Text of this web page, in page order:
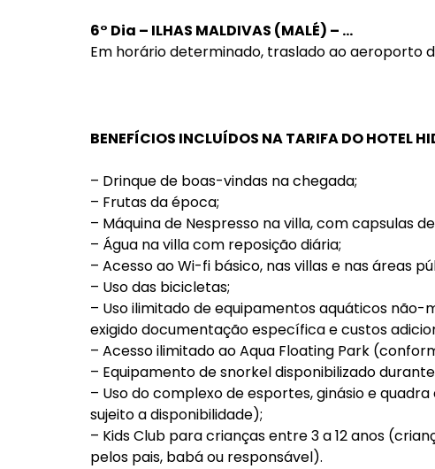
6° Dia – ILHAS MALDIVAS (MALÉ) – …
Em horário determinado, traslado ao aeroporto
BENEFÍCIOS INCLUÍDOS NA TARIFA DO HOTEL
– Drinque de boas-vindas na chegada;
– Frutas da época;
– Máquina de Nespresso na villa, com capsulas
– Água na villa com reposição diária;
– Acesso ao Wi-fi básico, nas villas e nas áreas
– Uso das bicicletas;
– Uso ilimitado de equipamentos aquáticos
exigido documentação específica e custos
– Acesso ilimitado ao Aqua Floating Park
– Equipamento de snorkel disponibilizado
– Uso do complexo de esportes, ginásio e
sujeito a disponibilidade);
– Kids Club para crianças entre 3 a 12 anos
pelos pais, babá ou responsável).